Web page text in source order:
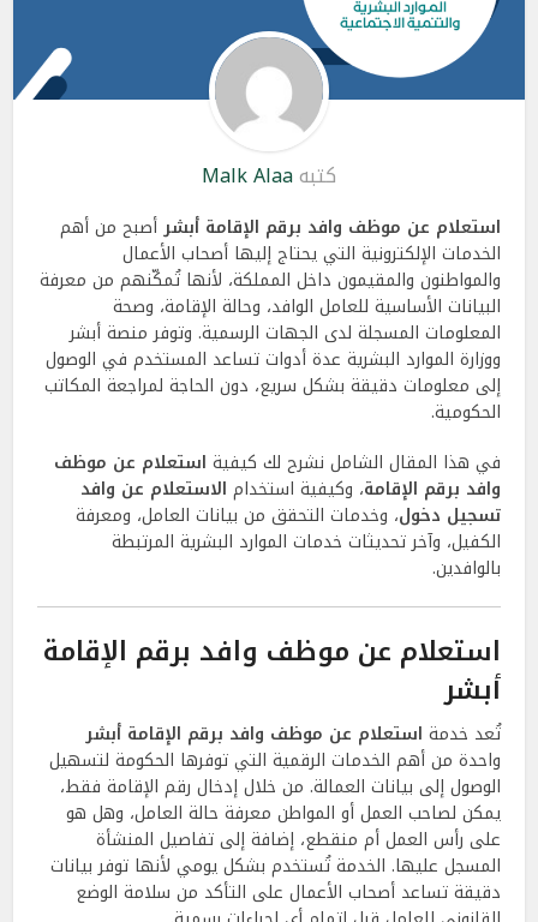
كتبهMalk Alaa
استعلام عن موظف وافد برقم الإقامة أبشرأصبح من أهم
الخدمات الإلكترونية التي يحتاج إليها أصحاب الأعمال
والمواطنون والمقيمون داخل المملكة، لأنها تُمكّنهم من معرفة
البيانات الأساسية للعامل الوافد، وحالة الإقامة، وصحة
المعلومات المسجلة لدى الجهات الرسمية. وتوفر منصة أبشر
ووزارة الموارد البشرية عدة أدوات تساعد المستخدم في الوصول
إلى معلومات دقيقة بشكل سريع، دون الحاجة لمراجعة المكاتب
الحكومية.
في هذا المقال الشامل نشرح لك كيفية استعلام عن موظف
وافد برقم الإقامة، وكيفية استخدام الاستعلام عن وافد
تسجيل دخول، وخدمات التحقق من بيانات العامل، ومعرفة
الكفيل، وآخر تحديثات خدمات الموارد البشرية المرتبطة
بالوافدين.
استعلام عن موظف وافد برقم الإقامة
أبشر
تُعد خدمة استعلام عن موظف وافد برقم الإقامة أبشر
واحدة من أهم الخدمات الرقمية التي توفرها الحكومة لتسهيل
الوصول إلى بيانات العمالة. من خلال إدخال رقم الإقامة فقط،
يمكن لصاحب العمل أو المواطن معرفة حالة العامل، وهل هو
على رأس العمل أم منقطع، إضافة إلى تفاصيل المنشأة
المسجل عليها. الخدمة تُستخدم بشكل يومي لأنها توفر بيانات
دقيقة تساعد أصحاب الأعمال على التأكد من سلامة الوضع